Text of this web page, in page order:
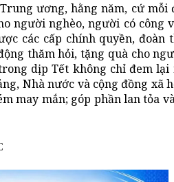
ương, hằng năm, cứ mỗi
người nghèo, người có công
các cấp chính quyền,
thăm hỏi, tặng quà cho
dịp Tết không chỉ đem
Nhà nước và cộng đồng xã
may mắn; góp phần lan tỏa